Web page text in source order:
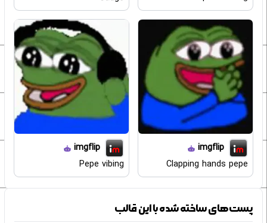
imgflip
Clapping hands pepe
imgflip
Pepe vibing
پست‌های ساخته شده با این قالب